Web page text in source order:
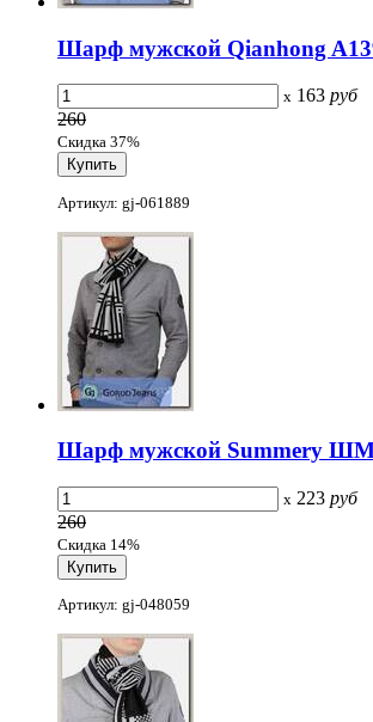
Шарф мужской Qianhong
x 163 руб
260
Скидка 37%
Артикул: gj-061889
Шарф мужской Summery
x 223 руб
260
Скидка 14%
Артикул: gj-048059